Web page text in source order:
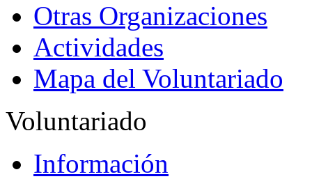
Otras Organizaciones
Actividades
Mapa del Voluntariado
Voluntariado
Información